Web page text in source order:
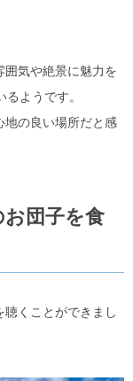
囲気や絶景に魅力を
ようです。
地の良い場所だと感
団子を食
くことができまし